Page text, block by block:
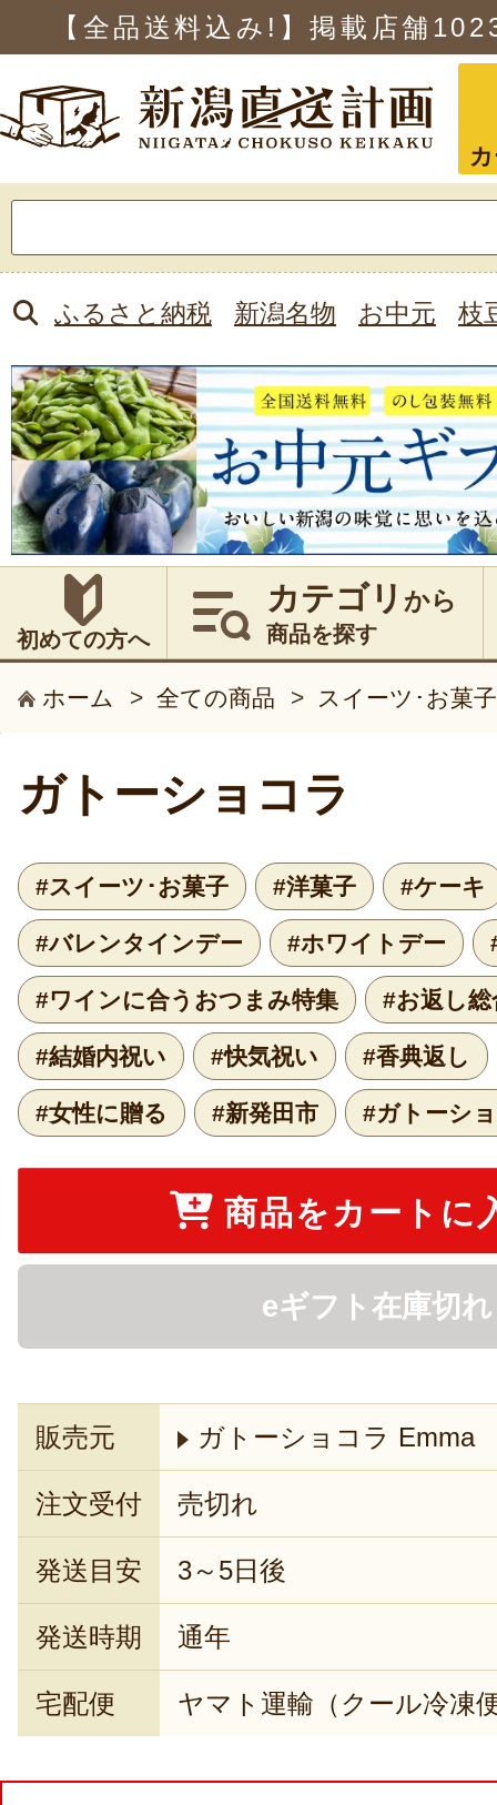
【全品送料込み!】掲載店舗
索:
ふるさと納税 新潟名物 お中元 枝
初めての方へ
カテゴリ から
商品を探す
ホーム > 全ての商品 > スイーツ･お菓子
ガトーショコラ
#スイーツ･お菓子 #洋菓子 #ケーキ
#バレンタインデー #ホワイトデー
#ワインに合うおつまみ特集 #お返し総
#結婚内祝い #快気祝い #香典返し
#女性に贈る #新発田市 #ガトーシ
商品をカートに
eギフト在庫切れ
販売元 ガトーショコラ Emma
注文受付 売切れ
発送目安 3～5日後
発送時期 通年
宅配便 ヤマト運輸（クール冷凍